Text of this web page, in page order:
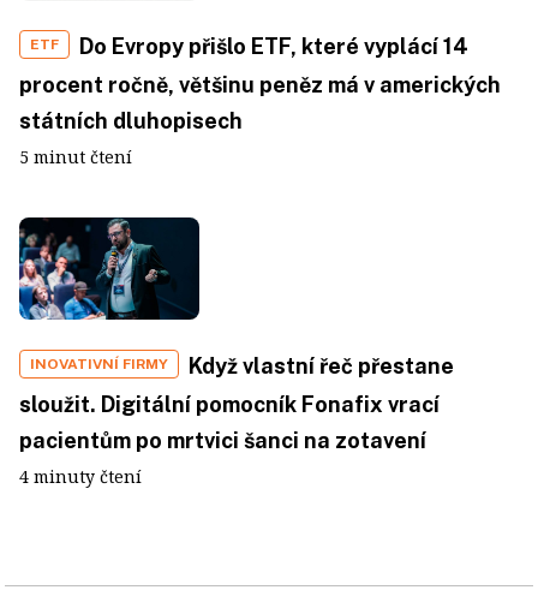
ETF
Do Evropy přišlo ETF, které vyplácí 14
procent ročně, většinu peněz má v amerických
státních dluhopisech
5 minut čtení
INOVATIVNÍ FIRMY
Když vlastní řeč přestane
sloužit. Digitální pomocník Fonafix vrací
pacientům po mrtvici šanci na zotavení
4 minuty čtení